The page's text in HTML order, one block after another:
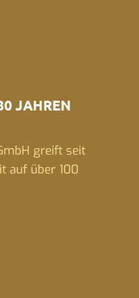
JAHREN
greift seit
auf über 100